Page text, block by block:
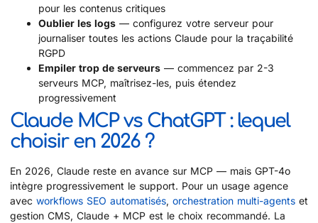
pour les contenus critiques
Oublier les logs — configurez votre serveur pour
journaliser toutes les actions Claude pour la traçabilité
RGPD
Empiler trop de serveurs — commencez par 2-3
serveurs MCP, maîtrisez-les, puis étendez
progressivement
Claude MCP vs ChatGPT : lequel
choisir en 2026 ?
En 2026, Claude reste en avance sur MCP — mais GPT-4o
intègre progressivement le support. Pour un usage agence
avec workflows SEO automatisés, orchestration multi-agents et
gestion CMS, Claude + MCP est le choix recommandé. La